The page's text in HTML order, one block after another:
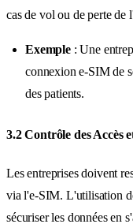
cas de vol ou de perte de
Exemple: Une
connexion e-SIM de
des patients.
3.2 Contrôle des Accès
Les entreprises doivent
via l'e-SIM. L'utilisation
sécuriser les données en